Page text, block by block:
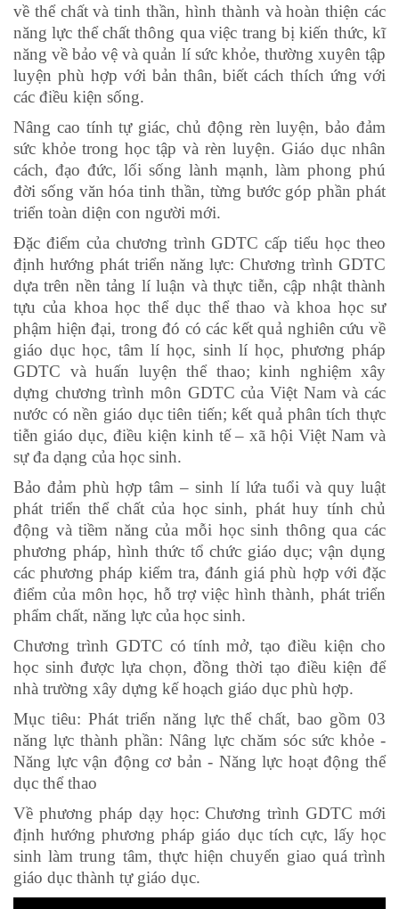
về thể chất và tinh thần, hình thành và hoàn thiện các
năng lực thể chất thông qua việc trang bị kiến thức, kĩ
năng về bảo vệ và quản lí sức khỏe, thường xuyên tập
luyện phù hợp với bản thân, biết cách thích ứng với
các điều kiện sống.
Nâng cao tính tự giác, chủ động rèn luyện, bảo đảm
sức khỏe trong học tập và rèn luyện. Giáo dục nhân
cách, đạo đức, lối sống lành mạnh, làm phong phú
đời sống văn hóa tinh thần, từng bước góp phần phát
triển toàn diện con người mới.
Đặc điểm của chương trình GDTC cấp tiểu học theo
định hướng phát triển năng lực: Chương trình GDTC
dựa trên nền tảng lí luận và thực tiễn, cập nhật thành
tựu của khoa học thể dục thể thao và khoa học sư
phậm hiện đại, trong đó có các kết quả nghiên cứu về
giáo dục học, tâm lí học, sinh lí học, phương pháp
GDTC và huấn luyện thể thao; kinh nghiệm xây
dựng chương trình môn GDTC của Việt Nam và các
nước có nền giáo dục tiên tiến; kết quả phân tích thực
tiễn giáo dục, điều kiện kinh tế – xã hội Việt Nam và
sự đa dạng của học sinh.
Bảo đảm phù hợp tâm – sinh lí lứa tuổi và quy luật
phát triển thể chất của học sinh, phát huy tính chủ
động và tiềm năng của mỗi học sinh thông qua các
phương pháp, hình thức tổ chức giáo dục; vận dụng
các phương pháp kiểm tra, đánh giá phù hợp với đặc
điểm của môn học, hỗ trợ việc hình thành, phát triển
phẩm chất, năng lực của học sinh.
Chương trình GDTC có tính mở, tạo điều kiện cho
học sinh được lựa chọn, đồng thời tạo điều kiện để
nhà trường xây dựng kế hoạch giáo dục phù hợp.
Mục tiêu: Phát triển năng lực thể chất, bao gồm 03
năng lực thành phần: Nâng lực chăm sóc sức khỏe -
Năng lực vận động cơ bản - Năng lực hoạt động thể
dục thể thao
Về phương pháp dạy học: Chương trình GDTC mới
định hướng phương pháp giáo dục tích cực, lấy học
sinh làm trung tâm, thực hiện chuyển giao quá trình
giáo dục thành tự giáo dục.